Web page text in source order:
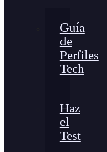
Guía
de
Perfiles
Tech
Haz
el
Test